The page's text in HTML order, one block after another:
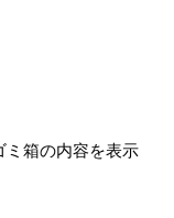
ミ箱の内容を表示